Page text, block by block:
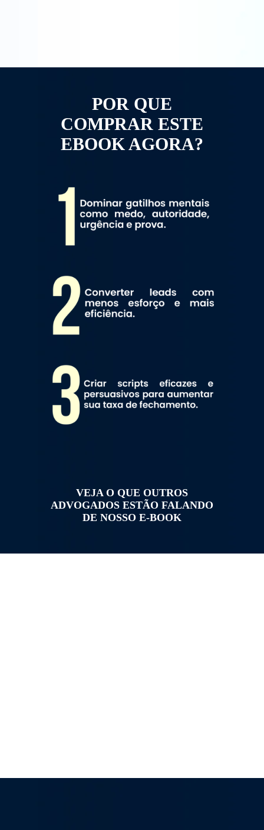
POR QUE
COMPRAR ESTE
EBOOK AGORA?
VEJA O QUE OUTROS
ADVOGADOS ESTÃO FALANDO
DE NOSSO E-BOOK